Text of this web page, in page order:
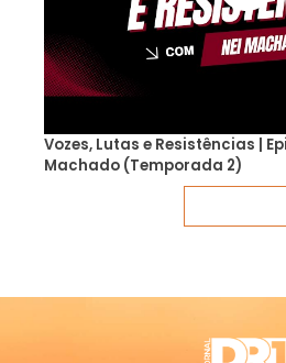
Vozes, Lutas e Resistências |
Machado (Temporada 2)